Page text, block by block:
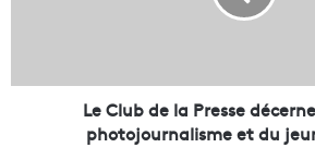
l
Le Club de la Presse
photojournalisme et du